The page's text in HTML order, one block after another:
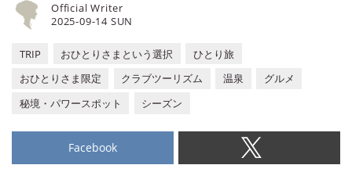
2025-09-14 SUN
Official Writer
TRIP おひとりさまという選択
ひとり旅
おひとりさま限定
クラブツーリズム 温泉
グルメ
秘境・パワースポット
シーズン
Facebook